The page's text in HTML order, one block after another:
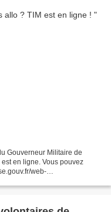
Gouverneur Militaire de
en ligne. Vous pouvez
web-